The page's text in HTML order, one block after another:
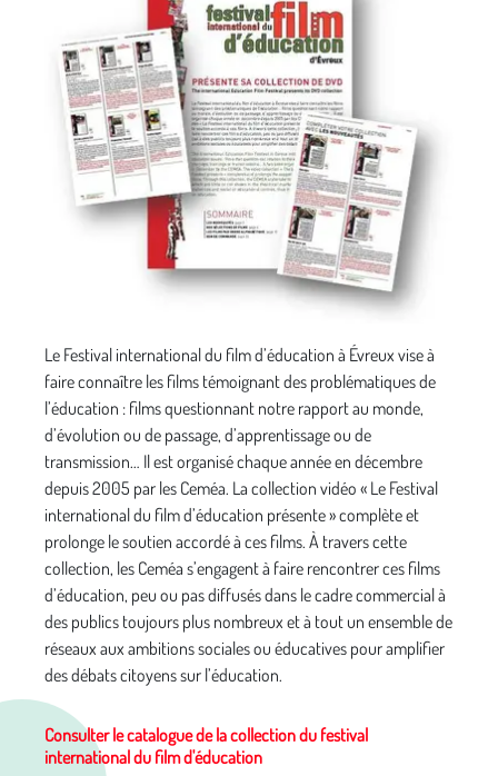
Le Festival international du film d’éducation à Évreux vise à
faire connaître les films témoignant des problématiques de
l’éducation : films questionnant notre rapport au monde,
d’évolution ou de passage, d’apprentissage ou de
transmission… Il est organisé chaque année en décembre
depuis 2005 par les Ceméa. La collection vidéo « Le Festival
international du film d’éducation présente » complète et
prolonge le soutien accordé à ces films. À travers cette
collection, les Ceméa s’engagent à faire rencontrer ces films
d’éducation, peu ou pas diffusés dans le cadre commercial à
des publics toujours plus nombreux et à tout un ensemble de
réseaux aux ambitions sociales ou éducatives pour amplifier
des débats citoyens sur l’éducation.
Consulter le catalogue de la collection du festival
international du film d'éducation